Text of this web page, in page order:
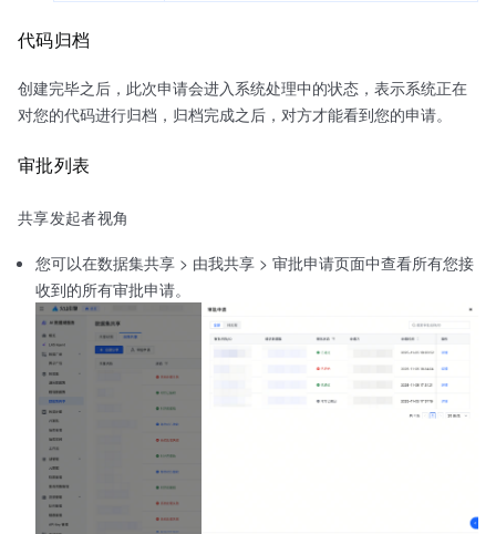
代码归档
创建完毕之后，此次申请会进入系统处理中的状态，表示系统正在
对您的代码进行归档，归档完成之后，对方才能看到您的申请。
审批列表
共享发起者视角
您可以在数据集共享 > 由我共享 > 审批申请页面中查看所有您接
收到的所有审批申请。